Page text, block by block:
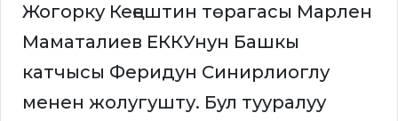
Жогорку Кеңештин төрагасы Марлен
Маматалиев ЕККУнун Башкы
катчысы Феридун Синирлиоглу
менен жолугушту. Бул тууралуу